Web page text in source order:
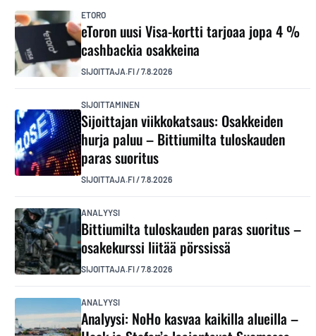
ETORO
eToron uusi Visa-kortti tarjoaa jopa 4 %
cashbackia osakkeina
SIJOITTAJA.FI/7.8.2026
SIJOITTAMINEN
Sijoittajan viikkokatsaus: Osakkeiden
hurja paluu – Bittiumilta tuloskauden
paras suoritus
SIJOITTAJA.FI/7.8.2026
ANALYYSI
Bittiumilta tuloskauden paras suoritus –
osakekurssi liitää pörssissä
SIJOITTAJA.FI/7.8.2026
ANALYYSI
Analyysi: NoHo kasvaa kaikilla alueilla –